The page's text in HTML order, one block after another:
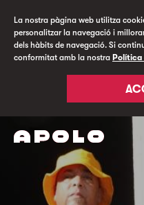
La nostra pàgina web utilitza
personalitzar la navegació i
dels hàbits de navegació. Si
conformitat amb la nostra Política